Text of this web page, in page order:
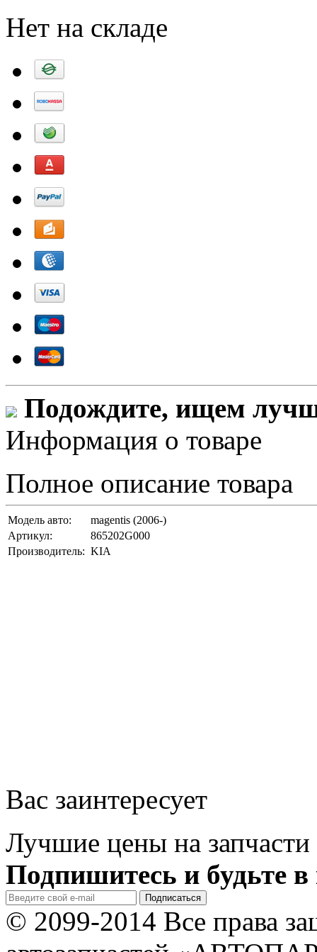
Нет на складе
Подождите, ищем
Информация о товаре
Полное описание товара
Модель авто:
magentis (2006-)
Артикул:
865202G000
Производитель: KIA
Вас заинтересует
Лучшие цены на запчасти
Подпишитесь и будьте в
© 2099-2014 Все права